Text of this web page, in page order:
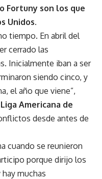
Fortuny son los que
Unidos.
tiempo. En abril del
cerrado las
Inicialmente iban a ser
siendo cinco, y
el año que viene”,
Americana de
desde antes de
cuando se reunieron
porque dirijo los
muchas